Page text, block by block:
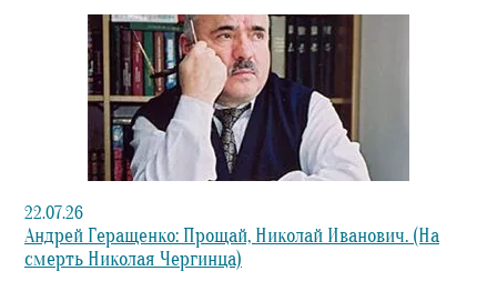
22.07.26
Андрей Геращенко: Прощай, Николай Иванович. (На
смерть Николая Чергинца)